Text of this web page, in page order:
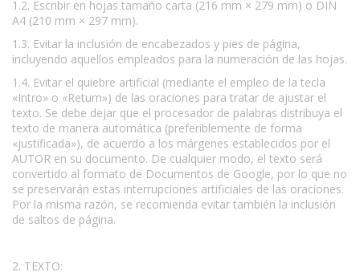
1.2. Escribir en hojas tamaño carta (216 mm × 279 mm) o DIN
A4 (210 mm × 297 mm).
1.3. Evitar la inclusión de encabezados y pies de página,
incluyendo aquellos empleados para la numeración de las hojas.
1.4. Evitar el quiebre artificial (mediante el empleo de la tecla
«Intro» o «Return») de las oraciones para tratar de ajustar el
texto. Se debe dejar que el procesador de palabras distribuya el
texto de manera automática (preferiblemente de forma
«justificada»), de acuerdo a los márgenes establecidos por el
AUTOR en su documento. De cualquier modo, el texto será
convertido al formato de Documentos de Google, por lo que no
se preservarán estas interrupciones artificiales de las oraciones.
Por la misma razón, se recomienda evitar también la inclusión
de saltos de página.
2. TEXTO: